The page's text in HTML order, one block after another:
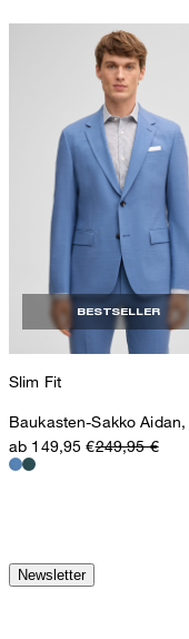
BESTSELLER
Slim Fit
Baukasten-Sakko Aidan,
ab 149,95 €249,95 €
Newsletter